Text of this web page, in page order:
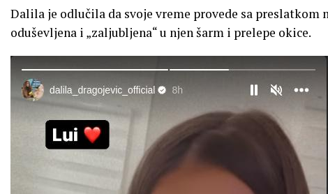
Dalila je odlučila da svoje vreme provede sa
oduševljena i „zaljubljena“ u njen šarm i prelepe okice.